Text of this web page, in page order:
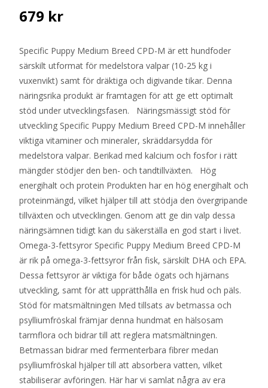
679 kr
Specific Puppy Medium Breed CPD-M är ett hundfoder
särskilt utformat för medelstora valpar (10-25 kg i
vuxenvikt) samt för dräktiga och digivande tikar. Denna
näringsrika produkt är framtagen för att ge ett optimalt
stöd under utvecklingsfasen. Näringsmässigt stöd för
utveckling Specific Puppy Medium Breed CPD-M innehåller
viktiga vitaminer och mineraler, skräddarsydda för
medelstora valpar. Berikad med kalcium och fosfor i rätt
mängder stödjer den ben- och tandtillväxten. Hög
energihalt och protein Produkten har en hög energihalt och
proteinmängd, vilket hjälper till att stödja den övergripande
tillväxten och utvecklingen. Genom att ge din valp dessa
näringsämnen tidigt kan du säkerställa en god start i livet.
Omega-3-fettsyror Specific Puppy Medium Breed CPD-M
är rik på omega-3-fettsyror från fisk, särskilt DHA och EPA.
Dessa fettsyror är viktiga för både ögats och hjärnans
utveckling, samt för att upprätthålla en frisk hud och päls.
Stöd för matsmältningen Med tillsats av betmassa och
psylliumfröskal främjar denna hundmat en hälsosam
tarmflora och bidrar till att reglera matsmältningen.
Betmassan bidrar med fermenterbara fibrer medan
psylliumfröskal hjälper till att absorbera vatten, vilket
stabiliserar avföringen. Här har vi samlat några av era